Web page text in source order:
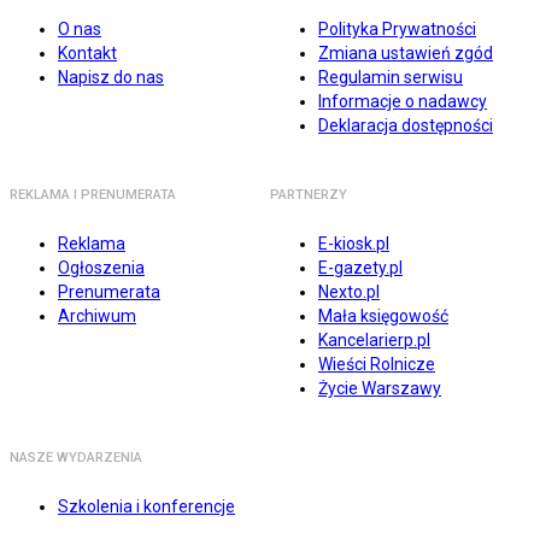
O nas
Kontakt
Napisz do nas
Polityka Prywatności
Zmiana ustawień zgód
Regulamin serwisu
Informacje o nadawcy
Deklaracja dostępności
REKLAMA I PRENUMERATA
Reklama
Ogłoszenia
Prenumerata
Archiwum
PARTNERZY
E-kiosk.pl
E-gazety.pl
Nexto.pl
Mała księgowość
Kancelarierp.pl
Wieści Rolnicze
Życie Warszawy
NASZE WYDARZENIA
Szkolenia i konferencje